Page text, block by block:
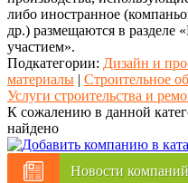
либо иностранное
др.) размещаются в разделе
участием».
Подкатегории: Дизайн и
материалы | Строительное
Услуги строительства и
К сожалению в данной
найдено
Новости компаний